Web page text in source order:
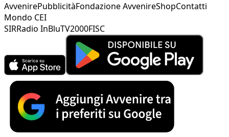
AvvenirePubblicitàFondazione AvvenireShopContatti
Mondo CEI
SIRRadio InBluTV2000FISC